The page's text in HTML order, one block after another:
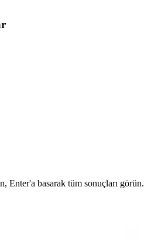
Enter'a basarak tüm sonuçları görün.